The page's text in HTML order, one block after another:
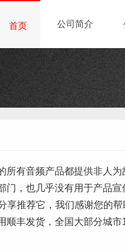
首页 公司简介
所有音频产品都提供非人
门，也几乎没有用于产品
享推荐它，我们感谢您的
顺丰发货，全国大部分城